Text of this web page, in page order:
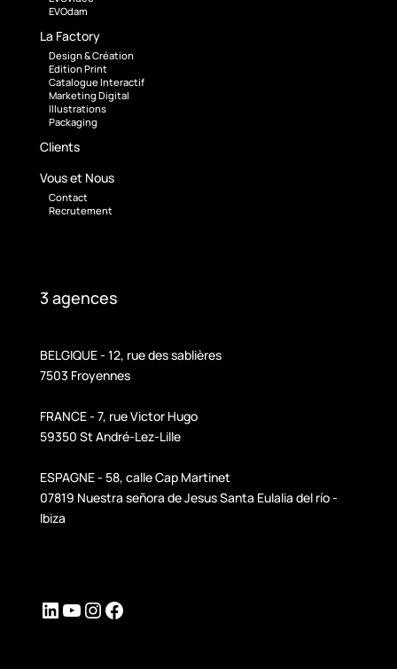
EVOdam
La Factory
Design & Création
Edition Print
Catalogue Interactif
Marketing Digital
Illustrations
Packaging
Clients
Vous et Nous
Contact
Recrutement
3 agences
BELGIQUE - 12, rue des sablières
7503 Froyennes
FRANCE - 7, rue Victor Hugo
59350 St André-Lez-Lille
ESPAGNE - 58, calle Cap Martinet
07819 Nuestra señora de Jesus Santa Eulalia del río -
Ibiza
LinkedIn
YouTube
Instagram
Facebook